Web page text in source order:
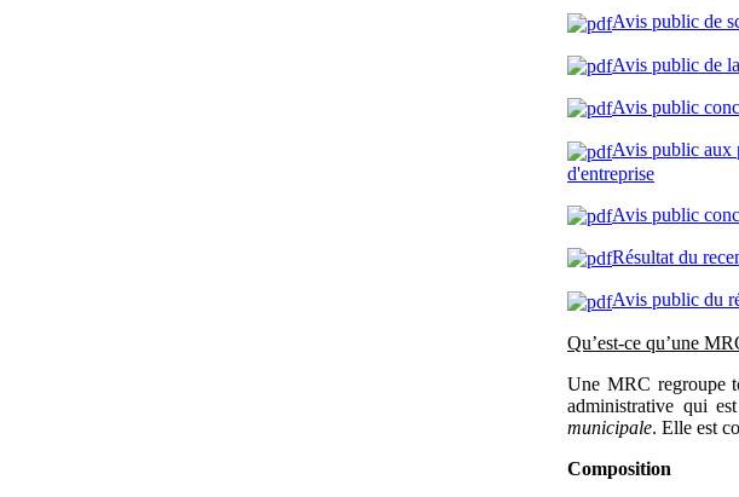
Avis public de
Avis public de
Avis public
Avis public aux
d'entreprise
Avis public
Résultat du
Avis public du
Qu’est-ce qu’une
Une MRC regroupe
administrative qui
municipale. Elle est
Composition